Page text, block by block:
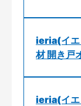
ieria(イエ
材 開き戸
ieria(イエ